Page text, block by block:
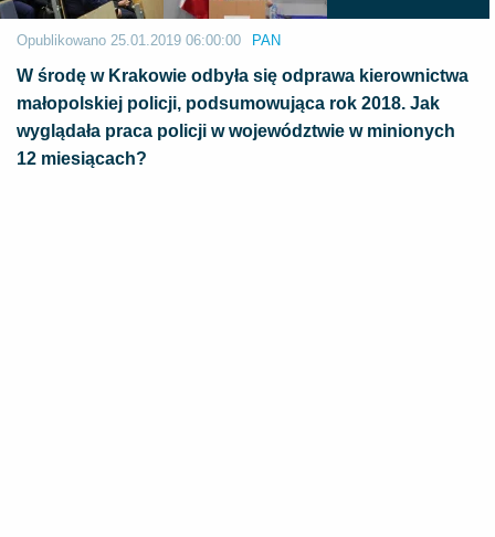
Opublikowano 25.01.2019 06:00:00 PAN
W środę w Krakowie odbyła się odprawa kierownictwa
małopolskiej policji, podsumowująca rok 2018. Jak
wyglądała praca policji w województwie w minionych
12 miesiącach?